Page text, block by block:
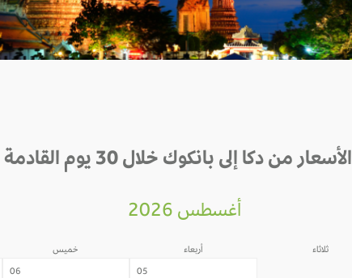
الأسعار من دكا إلى بانكوك خلال 30 يوم القادمة
أغسطس 2026
ثلاثاء أربعاء خميس
05
06